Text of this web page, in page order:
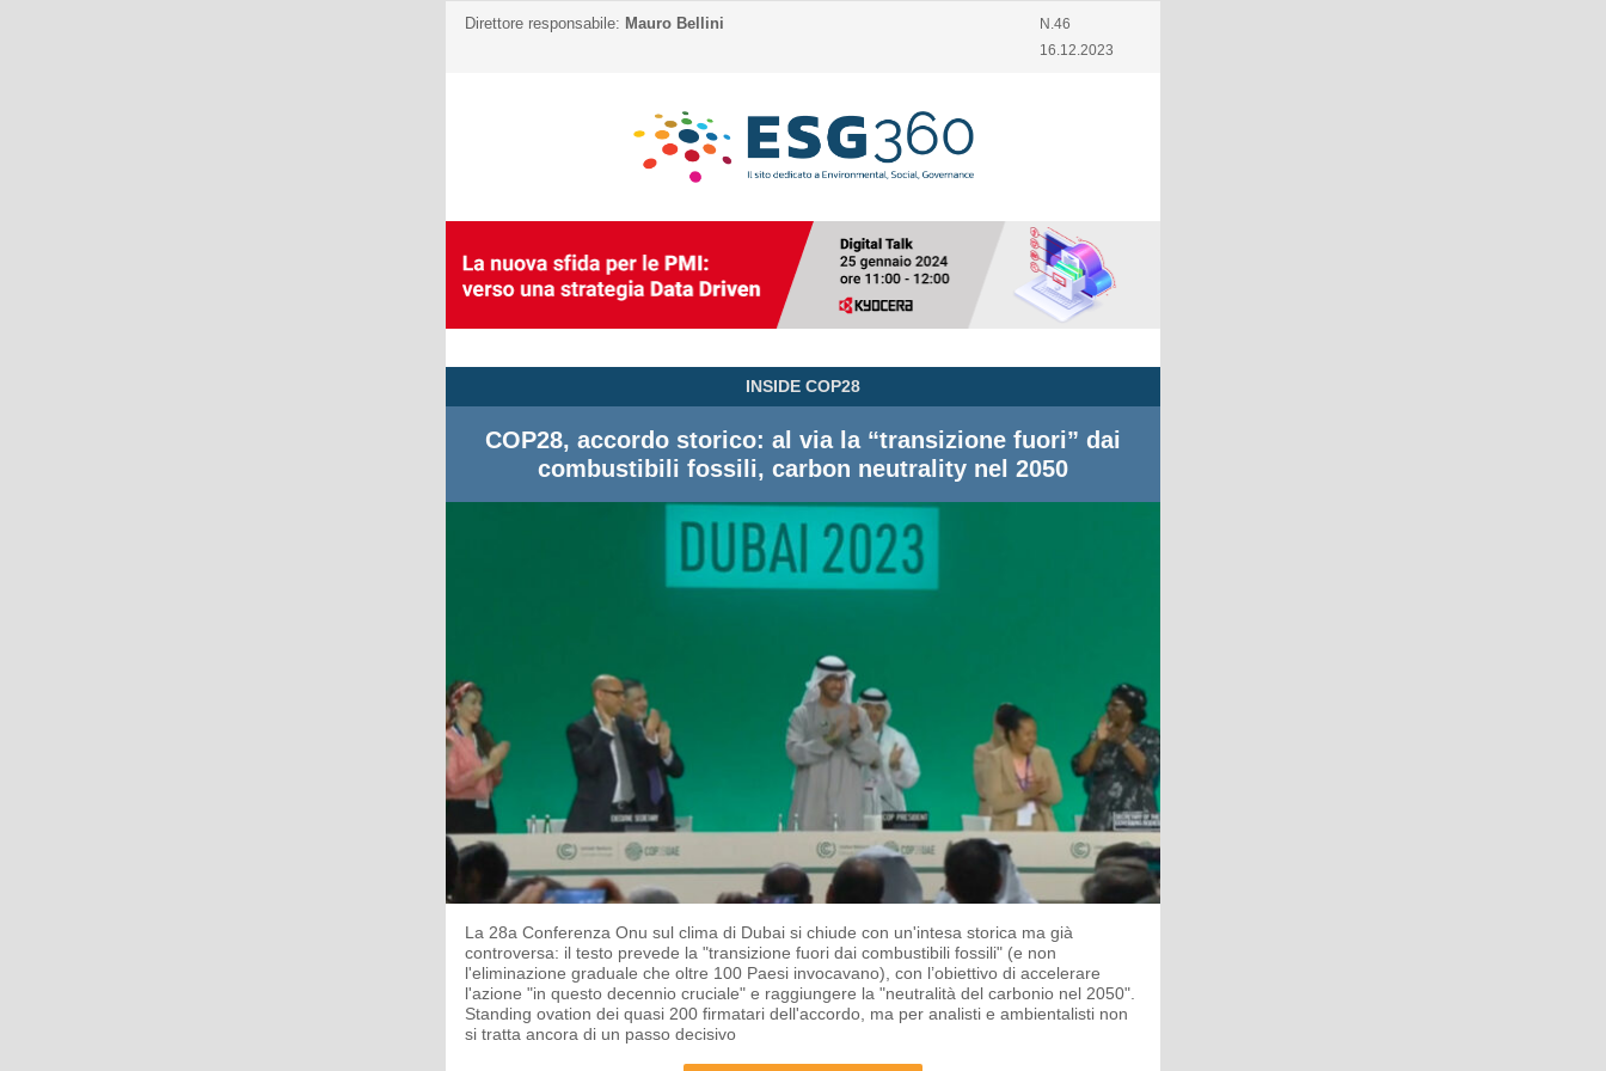
Direttore responsabile: Mauro Bellini
N.46
16.12.2023
INSIDE COP28
COP28, accordo storico: al via la “transizione fuori” dai
combustibili fossili, carbon neutrality nel 2050
La 28a Conferenza Onu sul clima di Dubai si chiude con un'intesa storica ma già
controversa: il testo prevede la "transizione fuori dai combustibili fossili" (e non
l'eliminazione graduale che oltre 100 Paesi invocavano), con l’obiettivo di accelerare
l'azione "in questo decennio cruciale" e raggiungere la "neutralità del carbonio nel 2050".
Standing ovation dei quasi 200 firmatari dell'accordo, ma per analisti e ambientalisti non
si tratta ancora di un passo decisivo